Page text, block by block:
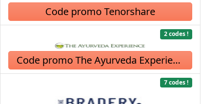
Code promo Tenorshare
2 codes !
Code promo The Ayurveda Experience
7 codes !